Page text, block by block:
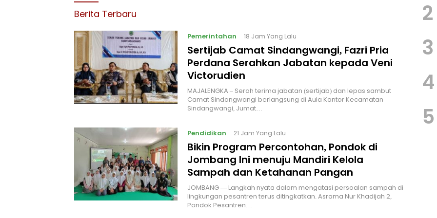
Berita Terbaru
Pemerintahan 18 Jam Yang Lalu
Sertijab Camat Sindangwangi, Fazri Pria
Perdana Serahkan Jabatan kepada Veni
Victorudien
MAJALENGKA – Serah terima jabatan (sertijab) dan lepas sambut
Camat Sindangwangi berlangsung di Aula Kantor Kecamatan
Sindangwangi, Jumat…
Pendidikan 21 Jam Yang Lalu
Bikin Program Percontohan, Pondok di
Jombang Ini menuju Mandiri Kelola
Sampah dan Ketahanan Pangan
JOMBANG — Langkah nyata dalam mengatasi persoalan sampah di
lingkungan pesantren terus ditingkatkan. Asrama Nur Khadijah 2,
Pondok Pesantren…
2
3
4
5